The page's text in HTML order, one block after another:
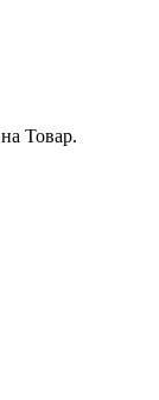
Товар.